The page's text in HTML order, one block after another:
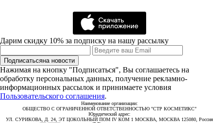
Дарим скидку 10% за подписку на нашу рассылку
Подписатьсяна новости
Нажимая на кнопку "Подписаться", Вы соглашаетесь на
обработку персональных данных, получение рекламно-
информационных рассылок и принимаете условия
Пользовательского соглашения.
Наименование организации:
ОБЩЕСТВО С ОГРАНИЧЕННОЙ ОТВЕТСТВЕННОСТЬЮ "СТР КОСМЕТИКС"
Юридический адрес:
УЛ. СУРИКОВА, Д. 24, ЭТ ЦОКОЛЬНЫЙ ПОМ IV КОМ 1 МОСКВА, МОСКВА 125080, Россия